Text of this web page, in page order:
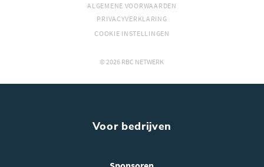
ALGEMENE VOORWAARDEN
PRIVACYVERKLARING
COOKIE INSTELLINGEN
© 2026 RBC NETWERK
Voor bedrijven